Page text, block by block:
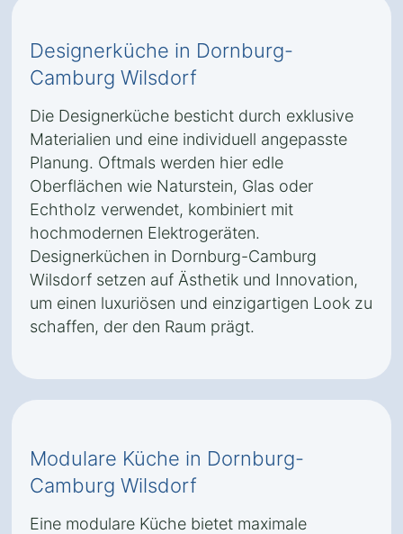
Designerküche in Dornburg-
Camburg Wilsdorf
Die Designerküche besticht durch exklusive
Materialien und eine individuell angepasste
Planung. Oftmals werden hier edle
Oberflächen wie Naturstein, Glas oder
Echtholz verwendet, kombiniert mit
hochmodernen Elektrogeräten.
Designerküchen in Dornburg-Camburg
Wilsdorf setzen auf Ästhetik und Innovation,
um einen luxuriösen und einzigartigen Look zu
schaffen, der den Raum prägt.
Modulare Küche in Dornburg-
Camburg Wilsdorf
Eine modulare Küche bietet maximale